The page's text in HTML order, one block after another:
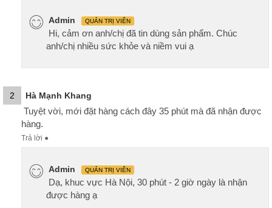
Admin QUẢN TRỊ VIÊN
Hi, cảm ơn anh/chị đã tin dùng sản phẩm. Chúc
anh/chị nhiều sức khỏe và niềm vui ạ
2 Hà Mạnh Khang
Tuyệt vời, mới đặt hàng cách đây 35 phút mà đã nhận được
hàng.
Trả lời ●
Admin QUẢN TRỊ VIÊN
Dạ, khuc vực Hà Nội, 30 phút - 2 giờ ngày là nhận
được hàng ạ